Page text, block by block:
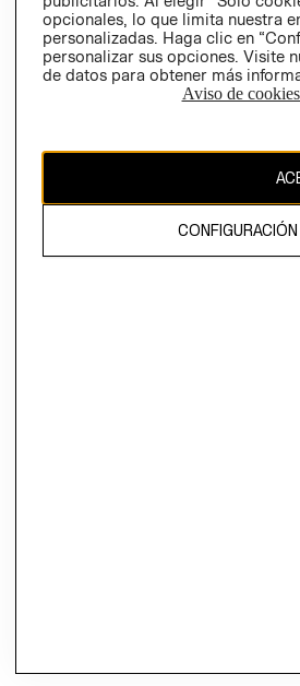
Colombia ($)
CAMBIAR REGIÓN
El contenido de esta página web está
propiedad de H&M Hennes & Mauritz AB.
opcionales, lo que limita nuestra
personalizadas. Haga clic en
personalizar sus opciones. Visite
de datos para obtener más
Aviso de